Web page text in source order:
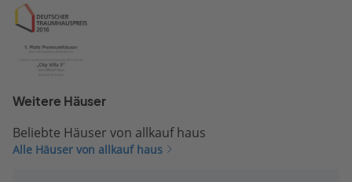
Weitere Häuser
Beliebte Häuser von allkauf haus
Alle Häuser von allkauf haus